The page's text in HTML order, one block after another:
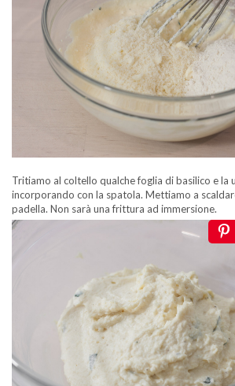
Tritiamo al coltello qualche foglia di basilico e la
incorporando con la spatola. Mettiamo a
padella. Non sarà una frittura ad immersione.